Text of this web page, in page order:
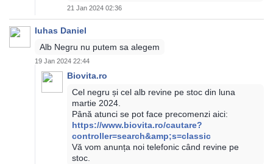
21 Jan 2024 02:36
Iuhas Daniel
Alb Negru nu putem sa alegem
19 Jan 2024 22:44
Biovita.ro
Cel negru și cel alb revine pe stoc din luna
martie 2024.
Până atunci se pot face precomenzi aici:
https://www.biovita.ro/cautare?
controller=search&amp;s=classic
Vă vom anunța noi telefonic când revine pe
stoc.